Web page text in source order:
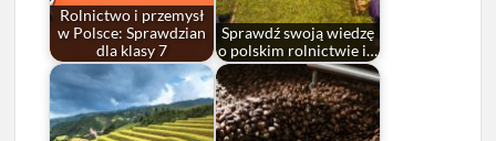
Rolnictwo i przemysł
w Polsce: Sprawdzian
dla klasy 7
Sprawdź swoją wiedzę
o polskim rolnictwie i…